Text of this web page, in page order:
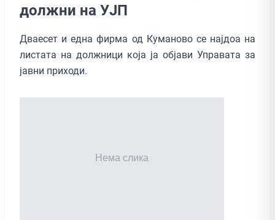
должни на УЈП
Дваесет и една фирма од Куманово се најдоа на
листата на должници која ја објави Управата за
јавни приходи.